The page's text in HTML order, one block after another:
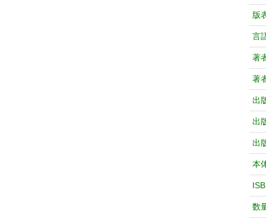
版
言
著
著
出
出
出
本
数